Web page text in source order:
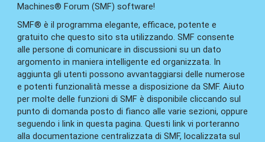
Machines® Forum (SMF) software!
SMF® è il programma elegante, efficace, potente e
gratuito che questo sito sta utilizzando. SMF consente
alle persone di comunicare in discussioni su un dato
argomento in maniera intelligente ed organizzata. In
aggiunta gli utenti possono avvantaggiarsi delle numerose
e potenti funzionalità messe a disposizione da SMF. Aiuto
per molte delle funzioni di SMF è disponibile cliccando sul
punto di domanda posto di fianco alle varie sezioni, oppure
seguendo i link in questa pagina. Questi link vi porteranno
alla documentazione centralizzata di SMF, localizzata sul